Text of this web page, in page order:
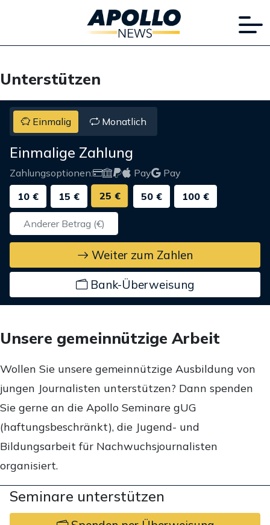
Unterstützen
Einmalig Monatlich
Einmalige Zahlung
Zahlungsoptionen: Pay
Pay
10 €
15 € 25 € 50 € 100 €
Weiter zum Zahlen
Bank-Überweisung
Unsere gemeinnützige Arbeit
Wollen Sie unsere gemeinnützige Ausbildung von
jungen Journalisten unterstützen? Dann spenden
Sie gerne an die Apollo Seminare gUG
(haftungsbeschränkt), die Jugend- und
Bildungsarbeit für Nachwuchsjournalisten
organisiert.
Seminare unterstützen